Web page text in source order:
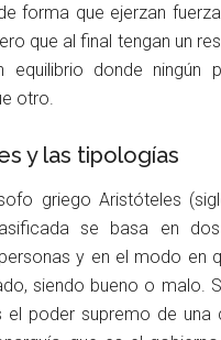
forma que ejerzan
que al final tengan un
equilibrio donde ningún
otro.
y las tipologías
griego Aristóteles
se basa en
y en el modo en
siendo bueno o malo.
el poder supremo de una